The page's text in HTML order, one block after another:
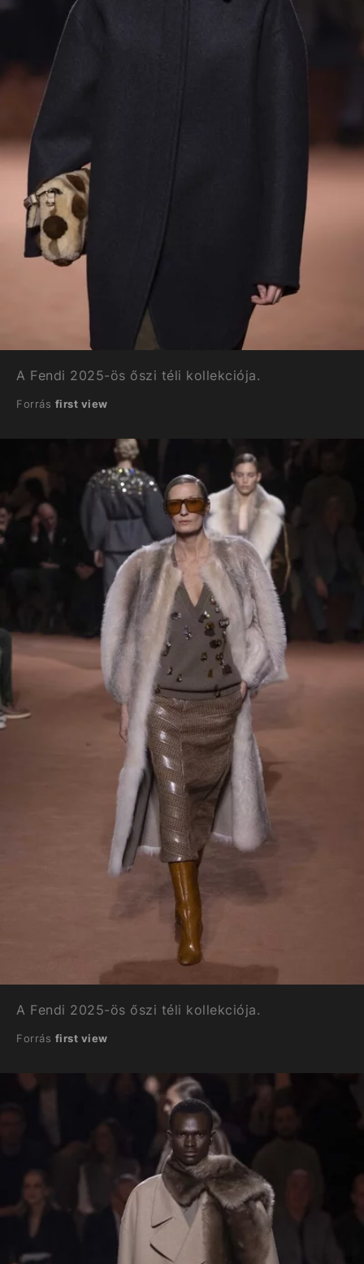
A Fendi 2025-ös őszi téli kollekciója.
Forrás first view
A Fendi 2025-ös őszi téli kollekciója.
Forrás first view